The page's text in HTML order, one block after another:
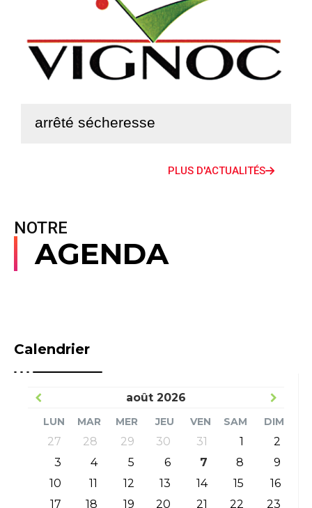
arrêté sécheresse
PLUS D'ACTUALITÉS
NOTRE
AGENDA
Calendrier
août 2026
LUN MAR MER JEU VEN SAM DIM
27 28 29 30 31 1
2
3
4 5 6 7 8
9
10
11 12 13 14 15
16
17
18 19 20 21 22 23